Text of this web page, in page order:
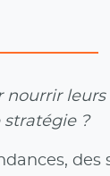
nourrir leurs
stratégie ?
des